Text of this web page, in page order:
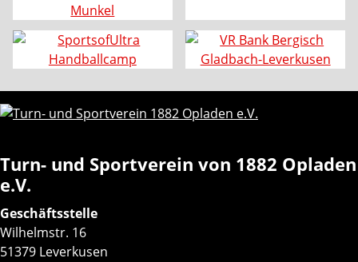
Turn- und Sportverein von 1882 Opladen
e.V.
Geschäftsstelle
Wilhelmstr. 16
51379 Leverkusen